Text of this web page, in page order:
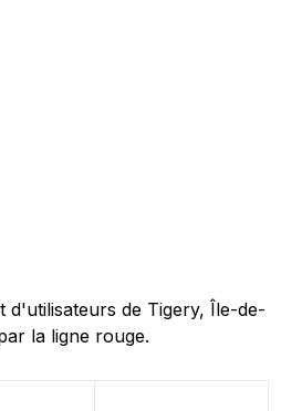
de Tigery, Île-de-
la ligne rouge.